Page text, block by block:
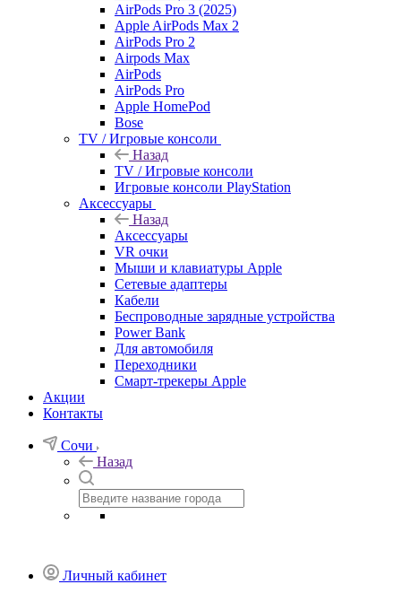
AirPods Pro 3 (2025)
Apple AirPods Max 2
AirPods Pro 2
Airpods Max
AirPods
AirPods Pro
Apple HomePod
Bose
TV / Игровые консоли
Назад
TV / Игровые консоли
Игровые консоли PlayStation
Аксессуары
Назад
Аксессуары
VR очки
Мыши и клавиатуры Apple
Сетевые адаптеры
Кабели
Беспроводные зарядные устройства
Power Bank
Для автомобиля
Переходники
Смарт-трекеры Apple
Акции
Контакты
Сочи
Назад
Личный кабинет